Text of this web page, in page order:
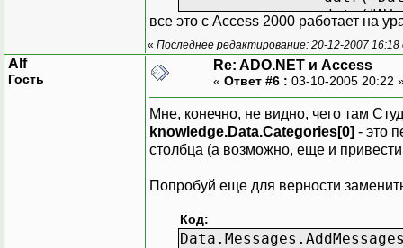
datr("Niveau") =
datr("Ech") =
datr("Coef") =
datr("RMH") =
datr("CodeAn") =
datr("DateNaiss")
'ajouter un
'modifier la
все это с Access 2000 работает на
« Последнее редактирование: 20-12-2007
Alf
Гость
Re: ADO.NET и Access
« Ответ #6 : 03-10-2005 20:22
Мне, конечно, не видно, чего там
knowledge.Data.Categories[0] - это
столбца (а возможно, еще и
Попробуй еще для верности
Код: